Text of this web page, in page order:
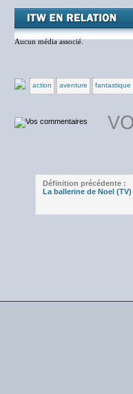
Aucun média associé.
action aventure fantastique
Définition précédente :
La ballerine de Noel (TV)